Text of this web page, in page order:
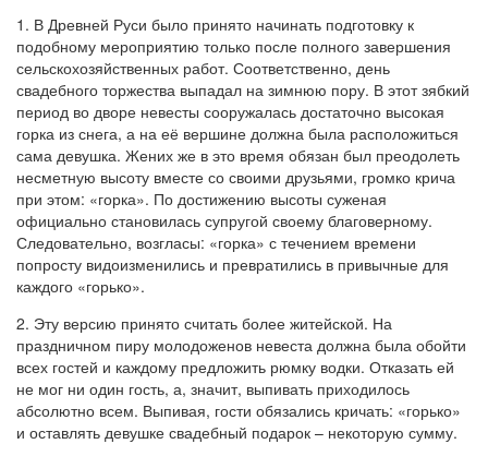
1. В Древней Руси было принято начинать подготовку к
подобному мероприятию только после полного завершения
сельскохозяйственных работ. Соответственно, день
свадебного торжества выпадал на зимнюю пору. В этот зябкий
период во дворе невесты сооружалась достаточно высокая
горка из снега, а на её вершине должна была расположиться
сама девушка. Жених же в это время обязан был преодолеть
несметную высоту вместе со своими друзьями, громко крича
при этом: «горка». По достижению высоты суженая
официально становилась супругой своему благоверному.
Следовательно, возгласы: «горка» с течением времени
попросту видоизменились и превратились в привычные для
каждого «горько».
2. Эту версию принято считать более житейской. На
праздничном пиру молодоженов невеста должна была обойти
всех гостей и каждому предложить рюмку водки. Отказать ей
не мог ни один гость, а, значит, выпивать приходилось
абсолютно всем. Выпивая, гости обязались кричать: «горько»
и оставлять девушке свадебный подарок – некоторую сумму.